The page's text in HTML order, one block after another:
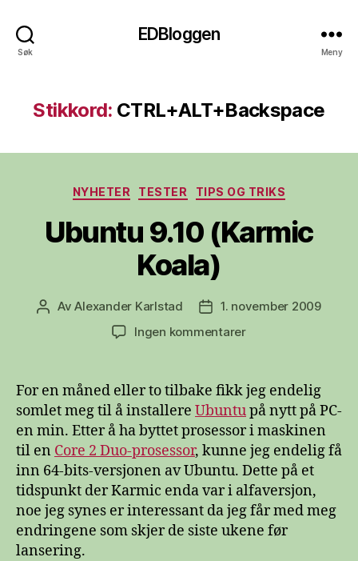
Søk
EDBloggen
Meny
Stikkord: CTRL+ALT+Backspace
Kategorier
NYHETER TESTER TIPS OG TRIKS
Ubuntu 9.10 (Karmic
Koala)
Innleggsforfatter
AvAlexander Karlstad Publiseringsdato
1. november 2009
Ingen kommentarertil
(Karmic
Koala)
For en måned eller to tilbake fikk jeg endelig
somlet meg til å installere Ubuntupå nytt på PC-
en min. Etter å ha byttet prosessor i maskinen
til en Core 2 Duo-prosessor, kunne jeg endelig få
inn 64-bits-versjonen av Ubuntu. Dette på et
tidspunkt der Karmic enda var i alfaversjon,
noe jeg synes er interessant da jeg får med meg
endringene som skjer de siste ukene før
lansering.